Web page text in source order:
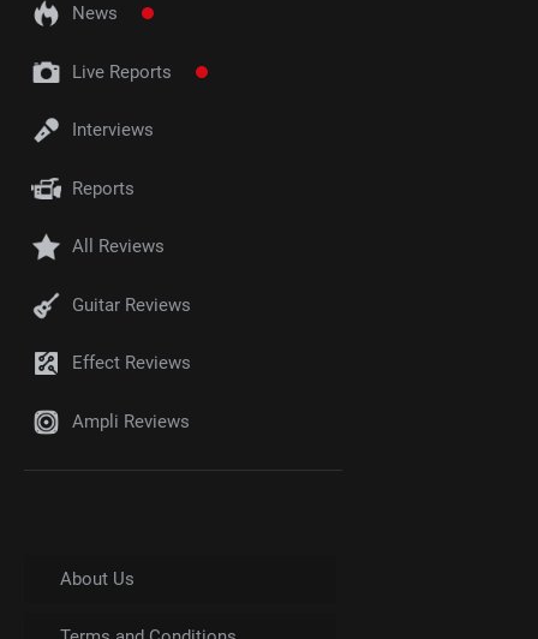
News
Live Reports
Interviews
Reports
All Reviews
Guitar Reviews
Effect Reviews
Ampli Reviews
About Us